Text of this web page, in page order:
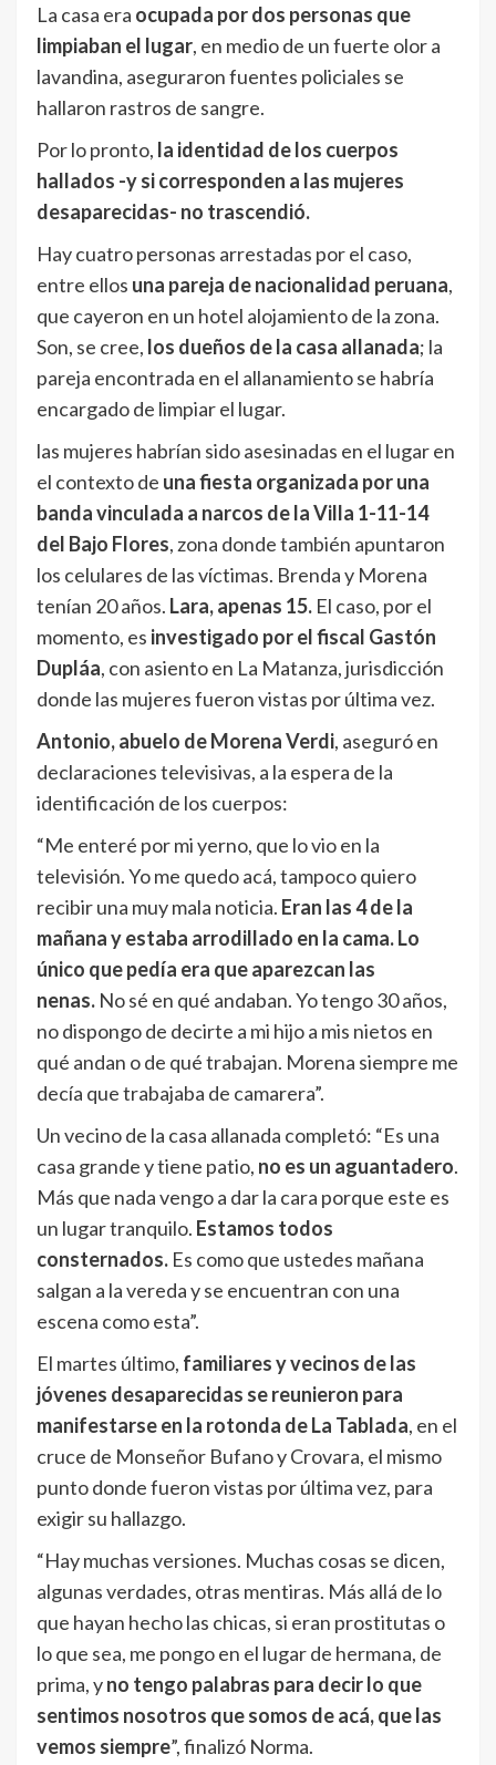
La casa era ocupada por dos personas que
limpiaban el lugar, en medio de un fuerte olor a
lavandina, aseguraron fuentes policiales se
hallaron rastros de sangre.
Por lo pronto, la identidad de los cuerpos
hallados -y si corresponden a las mujeres
desaparecidas- no trascendió.
Hay cuatro personas arrestadas por el caso,
entre ellos una pareja de nacionalidad peruana,
que cayeron en un hotel alojamiento de la zona.
Son, se cree, los dueños de la casa allanada; la
pareja encontrada en el allanamiento se habría
encargado de limpiar el lugar.
las mujeres habrían sido asesinadas en el lugar en
el contexto de una fiesta organizada por una
banda vinculada a narcos de la Villa 1-11-14
del Bajo Flores, zona donde también apuntaron
los celulares de las víctimas. Brenda y Morena
tenían 20 años. Lara, apenas 15. El caso, por el
momento, es investigado por el fiscal Gastón
Dupláa, con asiento en La Matanza, jurisdicción
donde las mujeres fueron vistas por última vez.
Antonio, abuelo de Morena Verdi, aseguró en
declaraciones televisivas, a la espera de la
identificación de los cuerpos:
“Me enteré por mi yerno, que lo vio en la
televisión. Yo me quedo acá, tampoco quiero
recibir una muy mala noticia. Eran las 4 de la
mañana y estaba arrodillado en la cama. Lo
único que pedía era que aparezcan las
nenas. No sé en qué andaban. Yo tengo 30 años,
no dispongo de decirte a mi hijo a mis nietos en
qué andan o de qué trabajan. Morena siempre me
decía que trabajaba de camarera”.
Un vecino de la casa allanada completó: “Es una
casa grande y tiene patio, no es un aguantadero.
Más que nada vengo a dar la cara porque este es
un lugar tranquilo. Estamos todos
consternados. Es como que ustedes mañana
salgan a la vereda y se encuentran con una
escena como esta”.
El martes último, familiares y vecinos de las
jóvenes desaparecidas se reunieron para
manifestarse en la rotonda de La Tablada, en el
cruce de Monseñor Bufano y Crovara, el mismo
punto donde fueron vistas por última vez, para
exigir su hallazgo.
“Hay muchas versiones. Muchas cosas se dicen,
algunas verdades, otras mentiras. Más allá de lo
que hayan hecho las chicas, si eran prostitutas o
lo que sea, me pongo en el lugar de hermana, de
prima, yno tengo palabras para decir lo que
sentimos nosotros que somos de acá, que las
vemos siempre”, finalizó Norma.